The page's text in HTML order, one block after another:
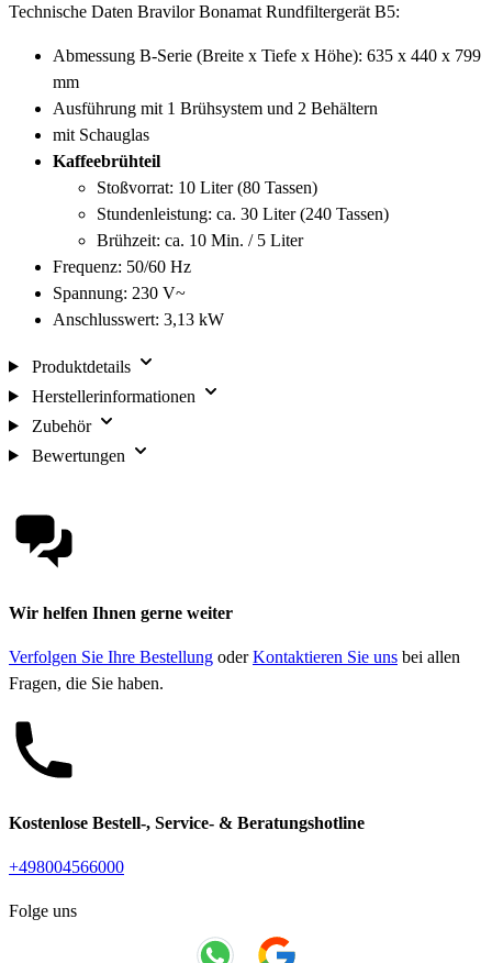
Technische Daten Bravilor Bonamat Rundfiltergerät B5:
Abmessung B-Serie (Breite x Tiefe x Höhe): 635 x 440 x 799
mm
Ausführung mit 1 Brühsystem und 2 Behältern
mit Schauglas
Kaffeebrühteil
Stoßvorrat: 10 Liter (80 Tassen)
Stundenleistung: ca. 30 Liter (240 Tassen)
Brühzeit: ca. 10 Min. / 5 Liter
Frequenz: 50/60 Hz
Spannung: 230 V~
Anschlusswert: 3,13 kW
Produktdetails
Herstellerinformationen
Zubehör
Bewertungen
Wir helfen Ihnen gerne weiter
Verfolgen Sie Ihre Bestellung oderKontaktieren Sie uns bei allen
Fragen, die Sie haben.
Kostenlose Bestell-, Service- & Beratungshotline
+498004566000
Folge uns